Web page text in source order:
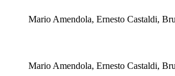
Mario Amendola, Ernesto Castaldi,
Mario Amendola, Ernesto Castaldi,